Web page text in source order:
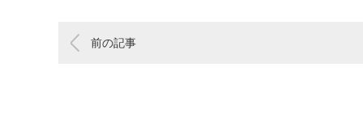
前の記事